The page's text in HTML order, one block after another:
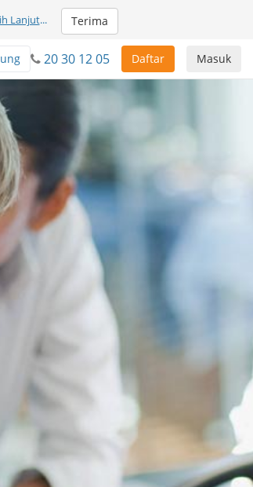
Lanjut... Terima
Masuk
Daftar
20 30 12 05